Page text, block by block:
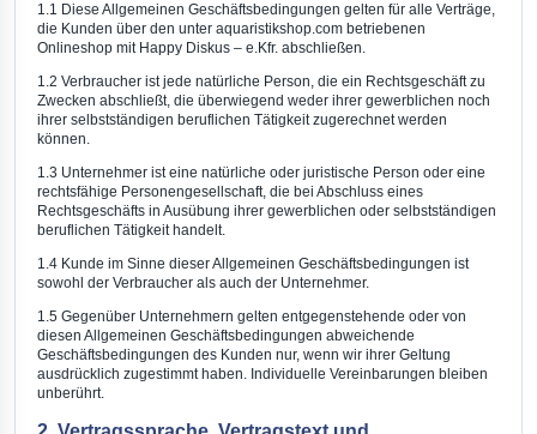
1.1 Diese Allgemeinen Geschäftsbedingungen gelten für alle Verträge,
die Kunden über den unter aquaristikshop.com betriebenen
Onlineshop mit Happy Diskus – e.Kfr. abschließen.
1.2 Verbraucher ist jede natürliche Person, die ein Rechtsgeschäft zu
Zwecken abschließt, die überwiegend weder ihrer gewerblichen noch
ihrer selbstständigen beruflichen Tätigkeit zugerechnet werden
können.
1.3 Unternehmer ist eine natürliche oder juristische Person oder eine
rechtsfähige Personengesellschaft, die bei Abschluss eines
Rechtsgeschäfts in Ausübung ihrer gewerblichen oder selbstständigen
beruflichen Tätigkeit handelt.
1.4 Kunde im Sinne dieser Allgemeinen Geschäftsbedingungen ist
sowohl der Verbraucher als auch der Unternehmer.
1.5 Gegenüber Unternehmern gelten entgegenstehende oder von
diesen Allgemeinen Geschäftsbedingungen abweichende
Geschäftsbedingungen des Kunden nur, wenn wir ihrer Geltung
ausdrücklich zugestimmt haben. Individuelle Vereinbarungen bleiben
unberührt.